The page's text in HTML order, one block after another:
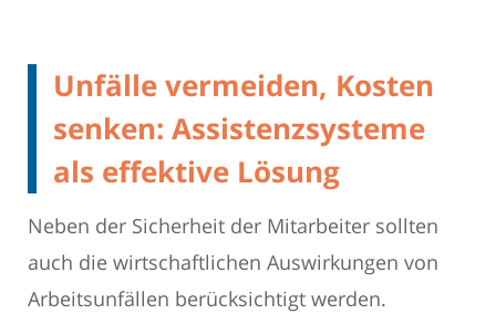
Unfälle vermeiden, Kosten
senken: Assistenzsysteme
als effektive Lösung
Neben der Sicherheit der Mitarbeiter sollten
auch die wirtschaftlichen Auswirkungen von
Arbeitsunfällen berücksichtigt werden.